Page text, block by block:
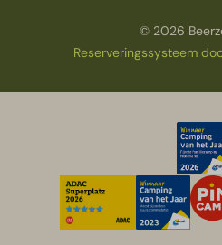
© 2026
Reserveringssysteem